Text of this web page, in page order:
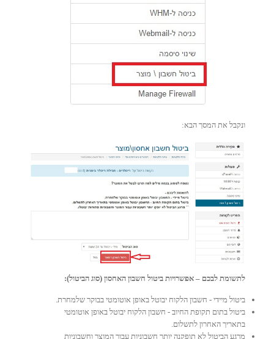
ונקבל את המסך הבא:
לתשומת לבכם – אפשרויות ביטול חשבון האחסון (סוג הביטול):
ביטול מיידי - חשבון הלקוח יבוטל באופן אוטומטי בבוקר שלמחרת.
ביטול בתום תקופת החיוב - חשבון הלקוח יבוטל באופן אוטומטי
בתאריך האחרון לתשלום.
מרגע הביטול לא תופקנה יותר חשבוניות עבור המוצר וחשבוניות